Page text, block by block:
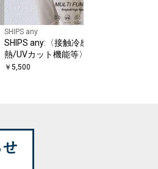
SHIPS any
SHIPS any:〈接触冷感/遮
熱/UVカット機能等〉サマーフ
ァンクション ポケット Tシャ
￥ 5,500